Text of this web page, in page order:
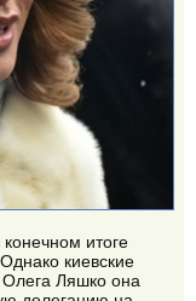
итоге
киевские
Ляшко она